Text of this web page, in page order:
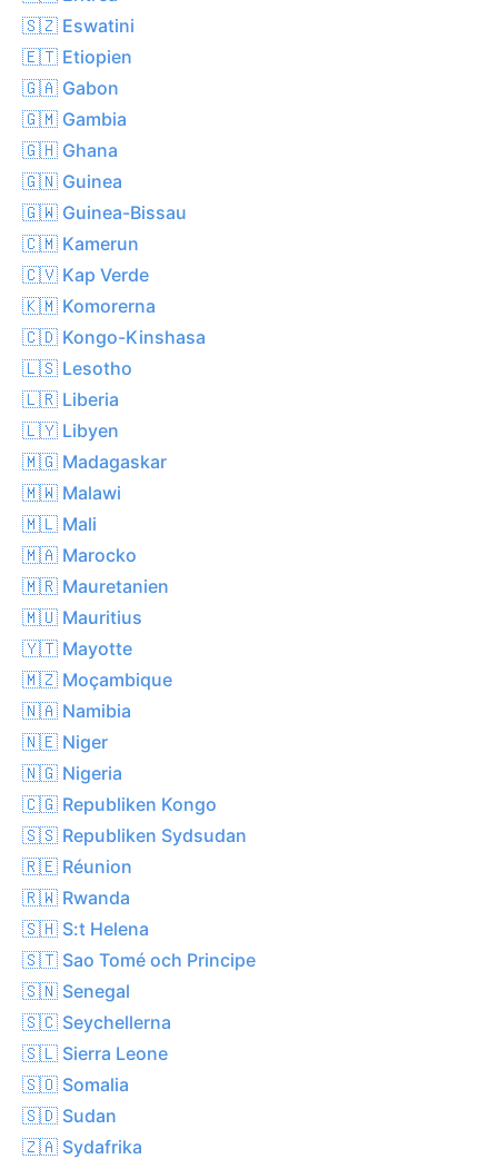
🇸🇿 Eswatini
🇪🇹 Etiopien
🇬🇦 Gabon
🇬🇲 Gambia
🇬🇭 Ghana
🇬🇳 Guinea
🇬🇼 Guinea-Bissau
🇨🇲 Kamerun
🇨🇻 Kap Verde
🇰🇲 Komorerna
🇨🇩 Kongo-Kinshasa
🇱🇸 Lesotho
🇱🇷 Liberia
🇱🇾 Libyen
🇲🇬 Madagaskar
🇲🇼 Malawi
🇲🇱 Mali
🇲🇦 Marocko
🇲🇷 Mauretanien
🇲🇺 Mauritius
🇾🇹 Mayotte
🇲🇿 Moçambique
🇳🇦 Namibia
🇳🇪 Niger
🇳🇬 Nigeria
🇨🇬 Republiken Kongo
🇸🇸 Republiken Sydsudan
🇷🇪 Réunion
🇷🇼 Rwanda
🇸🇭 S:t Helena
🇸🇹 Sao Tomé och Principe
🇸🇳 Senegal
🇸🇨 Seychellerna
🇸🇱 Sierra Leone
🇸🇴 Somalia
🇸🇩 Sudan
🇿🇦 Sydafrika